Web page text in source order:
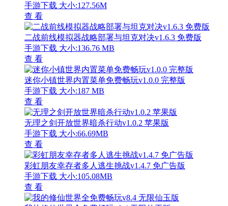
手游下载 大小:127.56M
查 看
二战前线模拟器战略部署与坦克对决v1.6.3 免费版
手游下载 大小:136.76 MB
查 看
迷你小镇世界内置菜单免费畅玩v1.0.0 完整版
手游下载 大小:187 MB
查 看
无理之剑开放世界暗杀行动v1.0.2 苹果版
手游下载 大小:66.69MB
查 看
彩虹朋友幸存者多人逃生挑战v1.4.7 免广告版
手游下载 大小:105.08MB
查 看